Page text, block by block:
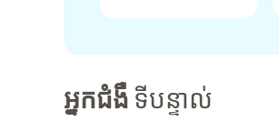
អ្នកជំងឺ ទីបន្ទាល់